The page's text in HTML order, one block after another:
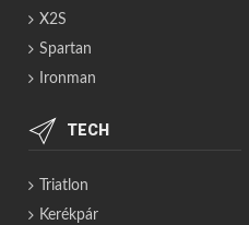
X2S
Spartan
Ironman
TECH
Triatlon
Kerékpár